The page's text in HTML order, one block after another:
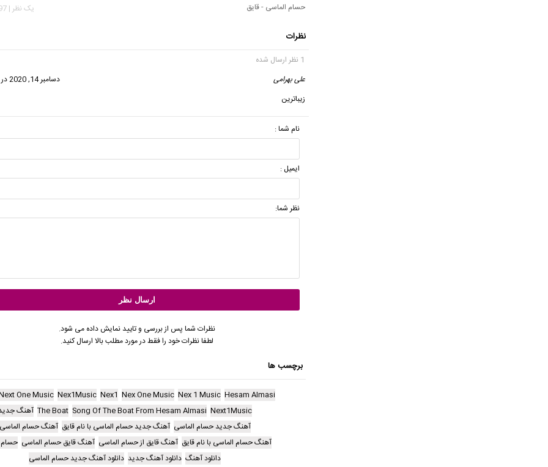
حسام الماسی - قایق
يک نظر | 2,897 بازدید
نظرات
1 نظر ارسال شده
علی بهرامی
دسامبر 14, 2020 در 3:22 ب.ظ
زیباترین
نام شما :
ایمیل :
نظر شما:
نظرات شما پس از بررسی و تایید نمایش داده می شود.
لطفا نظرات خود را فقط در مورد مطلب بالا ارسال کنید.
برچسب ها
Hesam Almasi
Nex 1 Music
Nex One Music
Nex1
Nex1Music
One Music
Next1Music
Song Of The Boat From Hesam Almasi
The Boat آهنگ
آهنگ جدید حسام الماسی آهنگ جدید حسام الماسی با نام قایق آهنگ حسام
آهنگ حسام الماسی با نام قایق آهنگ قایق از حسام الماسی آهنگ قایق حسام الماسی حسام
دانلود آهنگ دانلود آهنگ جدید دانلود آهنگ جدید حسام الماسی